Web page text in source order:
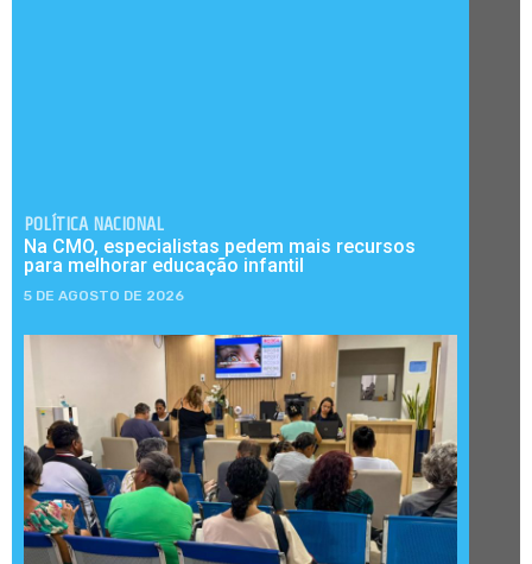
POLÍTICA NACIONAL
Na CMO, especialistas pedem mais recursos
para melhorar educação infantil
5 DE AGOSTO DE 2026